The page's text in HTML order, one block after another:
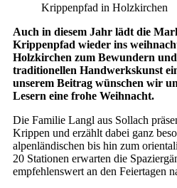
Krippenpfad in Holzkirchen
Auch in diesem Jahr lädt die
Krippenpfad wieder ins
Holzkirchen zum Bewundern
traditionellen Handwerkskunst
unserem Beitrag wünschen wir
Lesern eine frohe Weihnacht.
Die Familie Langl aus Sollach
Krippen und erzählt dabei ganz
alpenländischen bis hin zum
20 Stationen erwarten die
empfehlenswert an den Feiertagen